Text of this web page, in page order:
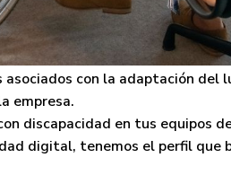
desarrollan habilidades
de habilidades y
fiscales y
con la adaptación
empresa.
discapacidad en tus equipos
digital, tenemos el perfil que